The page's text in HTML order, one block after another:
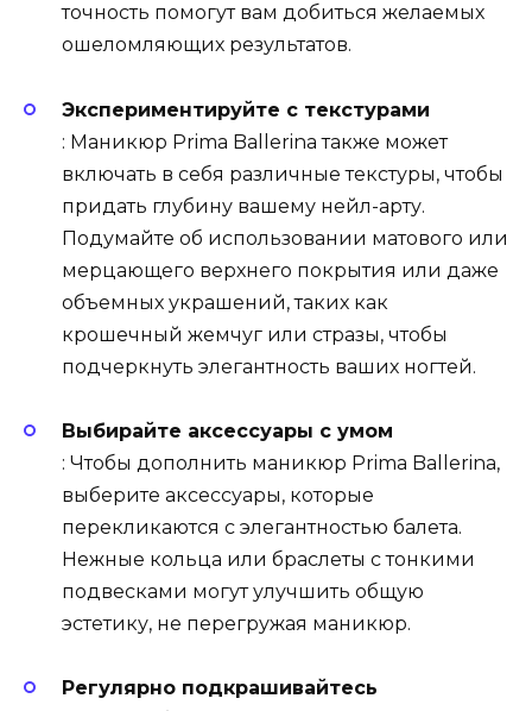
точность помогут вам добиться желаемых
ошеломляющих результатов.
Экспериментируйте с текстурами
: Маникюр Prima Ballerina также может
включать в себя различные текстуры, чтобы
придать глубину вашему нейл-арту.
Подумайте об использовании матового или
мерцающего верхнего покрытия или даже
объемных украшений, таких как
крошечный жемчуг или стразы, чтобы
подчеркнуть элегантность ваших ногтей.
Выбирайте аксессуары с умом
: Чтобы дополнить маникюр Prima Ballerina,
выберите аксессуары, которые
перекликаются с элегантностью балета.
Нежные кольца или браслеты с тонкими
подвесками могут улучшить общую
эстетику, не перегружая маникюр.
Регулярно подкрашивайтесь